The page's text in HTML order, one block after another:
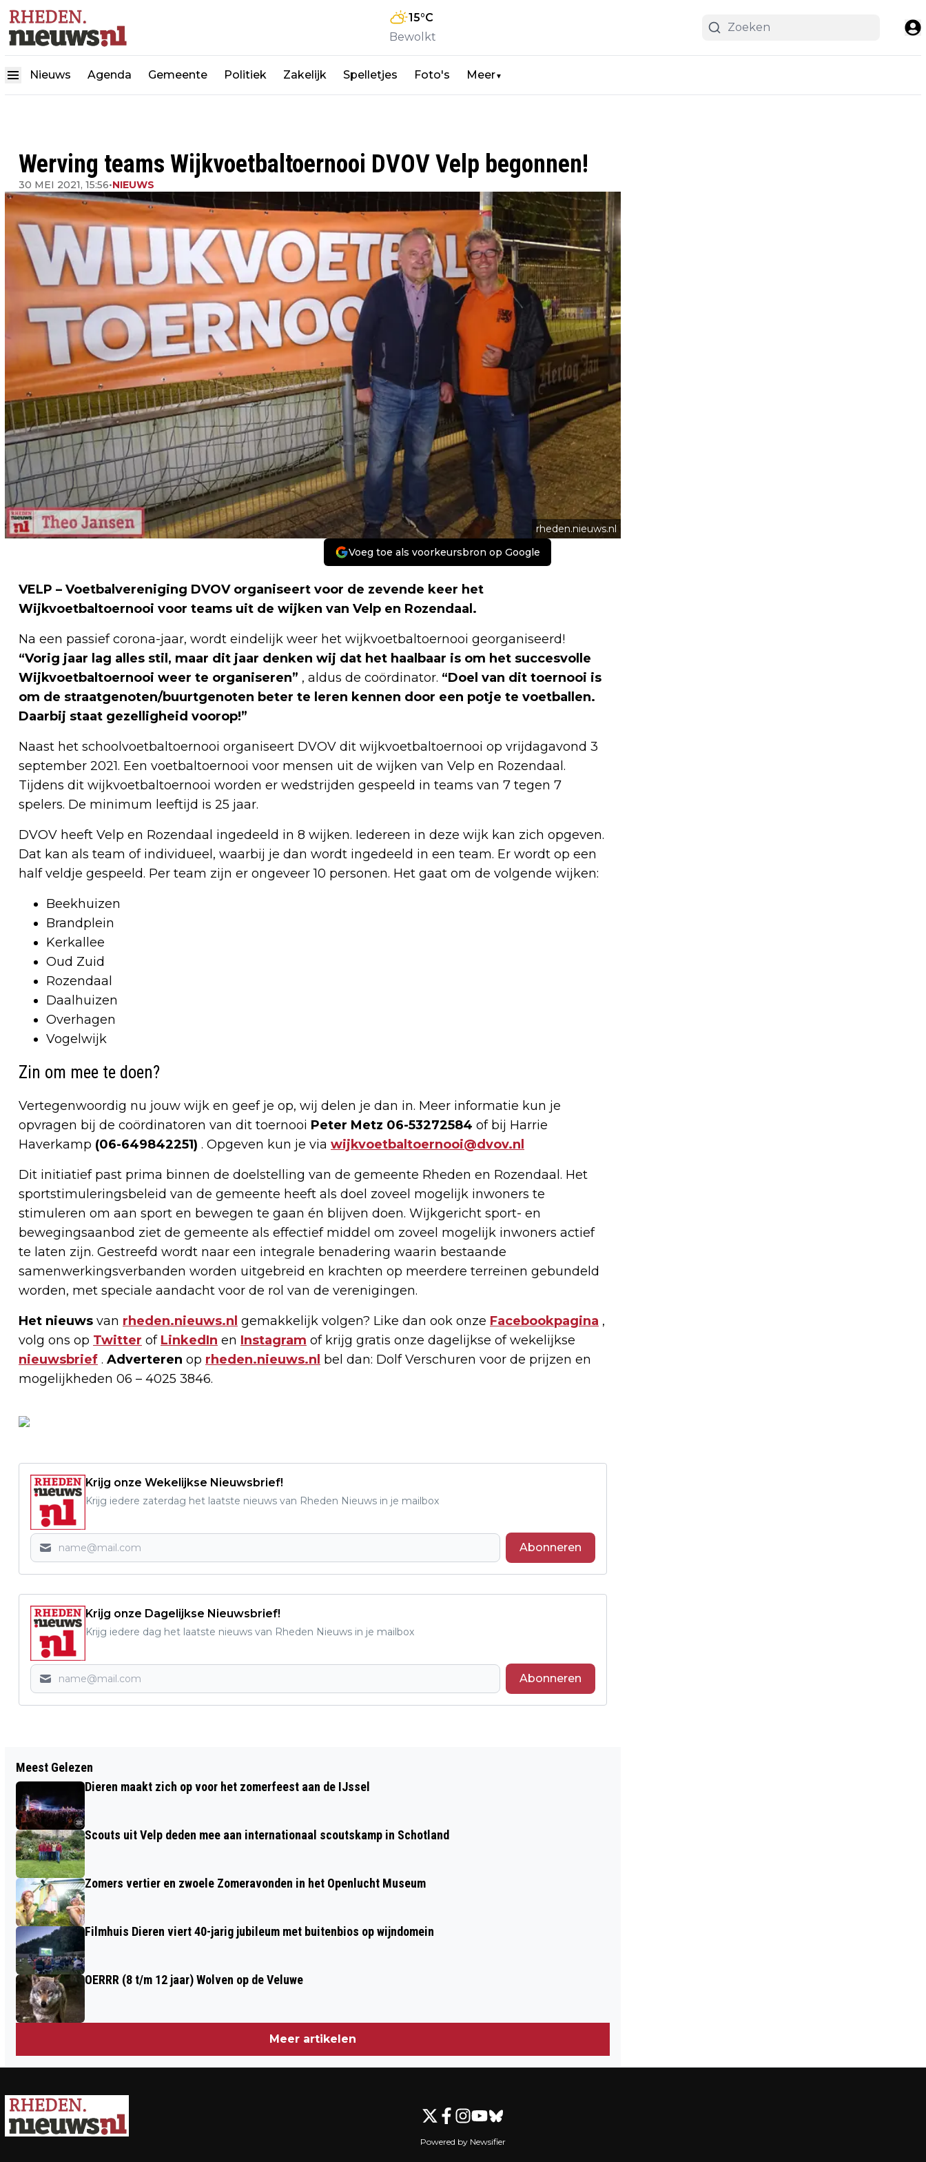
15°C
Bewolkt
Nieuws Agenda Gemeente Politiek Zakelijk Spelletjes Foto's Meer▼
Werving teams Wijkvoetbaltoernooi DVOV Velp begonnen!
30 MEI 2021, 15:56•NIEUWS
rheden.nieuws.nl
Voeg toe als voorkeursbron op Google
VELP – Voetbalvereniging DVOV organiseert voor de zevende keer het
Wijkvoetbaltoernooi voor teams uit de wijken van Velp en Rozendaal.
Na een passief corona-jaar, wordt eindelijk weer het wijkvoetbaltoernooi georganiseerd!
“Vorig jaar lag alles stil, maar dit jaar denken wij dat het haalbaar is om het succesvolle
Wijkvoetbaltoernooi weer te organiseren” , aldus de coördinator. “Doel van dit toernooi is
om de straatgenoten/buurtgenoten beter te leren kennen door een potje te voetballen.
Daarbij staat gezelligheid voorop!”
Naast het schoolvoetbaltoernooi organiseert DVOV dit wijkvoetbaltoernooi op vrijdagavond 3
september 2021. Een voetbaltoernooi voor mensen uit de wijken van Velp en Rozendaal.
Tijdens dit wijkvoetbaltoernooi worden er wedstrijden gespeeld in teams van 7 tegen 7
spelers. De minimum leeftijd is 25 jaar.
DVOV heeft Velp en Rozendaal ingedeeld in 8 wijken. Iedereen in deze wijk kan zich opgeven.
Dat kan als team of individueel, waarbij je dan wordt ingedeeld in een team. Er wordt op een
half veldje gespeeld. Per team zijn er ongeveer 10 personen. Het gaat om de volgende wijken:
Beekhuizen
Brandplein
Kerkallee
Oud Zuid
Rozendaal
Daalhuizen
Overhagen
Vogelwijk
Zin om mee te doen?
Vertegenwoordig nu jouw wijk en geef je op, wij delen je dan in. Meer informatie kun je
opvragen bij de coördinatoren van dit toernooi Peter Metz 06-53272584 of bij Harrie
Haverkamp (06-649842251) . Opgeven kun je via wijkvoetbaltoernooi@dvov.nl
Dit initiatief past prima binnen de doelstelling van de gemeente Rheden en Rozendaal. Het
sportstimuleringsbeleid van de gemeente heeft als doel zoveel mogelijk inwoners te
stimuleren om aan sport en bewegen te gaan én blijven doen. Wijkgericht sport- en
bewegingsaanbod ziet de gemeente als effectief middel om zoveel mogelijk inwoners actief
te laten zijn. Gestreefd wordt naar een integrale benadering waarin bestaande
samenwerkingsverbanden worden uitgebreid en krachten op meerdere terreinen gebundeld
worden, met speciale aandacht voor de rol van de verenigingen.
Het nieuws van rheden.nieuws.nl gemakkelijk volgen? Like dan ook onze Facebookpagina ,
volg ons op Twitter of LinkedIn en Instagram of krijg gratis onze dagelijkse of wekelijkse
nieuwsbrief . Adverteren op rheden.nieuws.nl bel dan: Dolf Verschuren voor de prijzen en
mogelijkheden 06 – 4025 3846.
Krijg onze Wekelijkse Nieuwsbrief!
Krijg iedere zaterdag het laatste nieuws van Rheden Nieuws in je mailbox
Abonneren
Krijg onze Dagelijkse Nieuwsbrief!
Krijg iedere dag het laatste nieuws van Rheden Nieuws in je mailbox
Abonneren
HUISDIER VAN DE WEEK: ONTMOET MIA
KLEINE PLASTIC FLESSEN
Meest Gelezen
Dieren maakt zich op voor het zomerfeest aan de IJssel
Scouts uit Velp deden mee aan internationaal scoutskamp in Schotland
Zomers vertier en zwoele Zomeravonden in het Openlucht Museum
Filmhuis Dieren viert 40-jarig jubileum met buitenbios op wijndomein
OERRR (8 t/m 12 jaar) Wolven op de Veluwe
Meer artikelen
Powered by Newsifier